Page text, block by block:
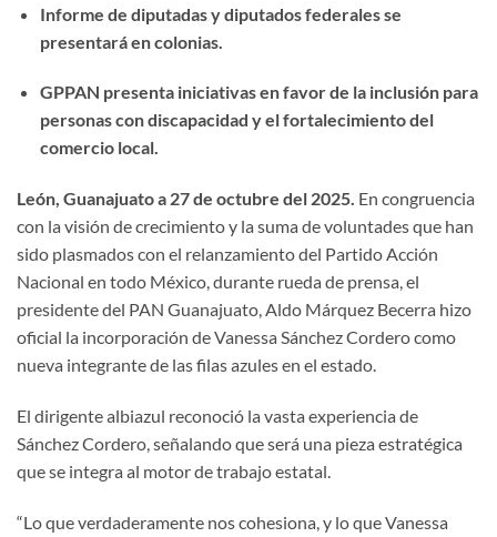
Informe de diputadas y diputados federales se
presentará en colonias.
GPPAN presenta iniciativas en favor de la inclusión para
personas con discapacidad y el fortalecimiento del
comercio local.
León, Guanajuato a 27 de octubre del 2025. En congruencia
con la visión de crecimiento y la suma de voluntades que han
sido plasmados con el relanzamiento del Partido Acción
Nacional en todo México, durante rueda de prensa, el
presidente del PAN Guanajuato, Aldo Márquez Becerra hizo
oficial la incorporación de Vanessa Sánchez Cordero como
nueva integrante de las filas azules en el estado.
El dirigente albiazul reconoció la vasta experiencia de
Sánchez Cordero, señalando que será una pieza estratégica
que se integra al motor de trabajo estatal.
“Lo que verdaderamente nos cohesiona, y lo que Vanessa